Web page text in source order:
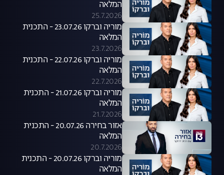
המלאה
25.7.2026
מוריה וברקו 23.07.26 - התכנית
המלאה
23.7.2026
מוריה וברקו 22.07.26 - התכנית
המלאה
22.7.2026
מוריה וברקו 21.07.26 - התכנית
המלאה
21.7.2026
אזור בחירה 20.07.26 - התכנית
המלאה
20.7.2026
מוריה וברקו 20.07.26 - התכנית
המלאה